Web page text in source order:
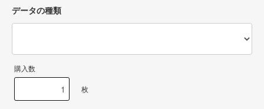
データの種類
購入数
枚